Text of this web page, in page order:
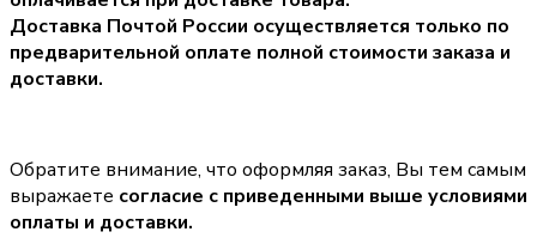
Доставка Почтой России осуществляется только по
предварительной оплате полной стоимости заказа и
доставки.
Обратите внимание, что оформляя заказ, Вы тем самым
выражаете согласие с приведенными выше условиями
оплаты и доставки.